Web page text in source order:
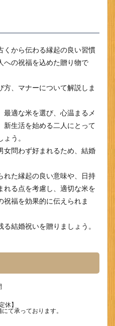
くから伝わる縁起の良い習慣
への祝福を込めた贈り物で
、マナーについて解説しま
最適な米を選び、心温まるメ
新生活を始める二人にとって
う。
女問わず好まれるため、結婚
れた縁起の良い意味や、日持
れる点を考慮し、適切な米を
福を効果的に伝えられま
結婚祝いを贈りましょう。
休】
て承っております。